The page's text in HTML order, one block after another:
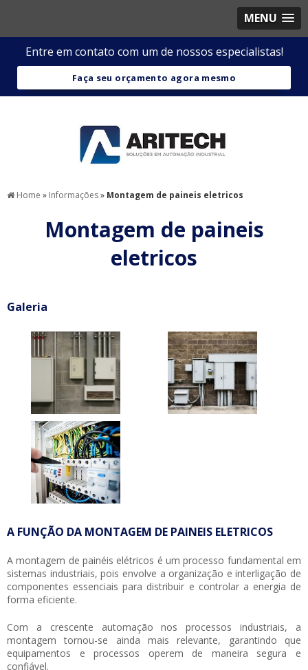
MENU
Entre em contato com um de nossos especialistas!
Faça seu orçamento agora mesmo
Home » Informações» Montagem de paineis eletricos
Montagem de paineis
eletricos
Galeria
A FUNÇÃO DA MONTAGEM DE PAINEIS ELETRICOS
A montagem de painéis elétricos é um processo fundamental em
sistemas industriais, pois envolve a organização e interligação de
componentes essenciais para distribuir e controlar a energia de
forma eficiente.
Com a crescente automação nos processos industriais, a
montagem tornou-se ainda mais relevante, garantindo que
equipamentos e processos operem de maneira segura e
confiável.